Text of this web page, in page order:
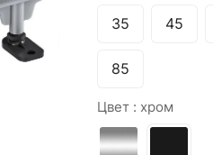
35 45
85
Цвет : хром